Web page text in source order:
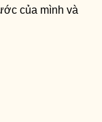
của mình và